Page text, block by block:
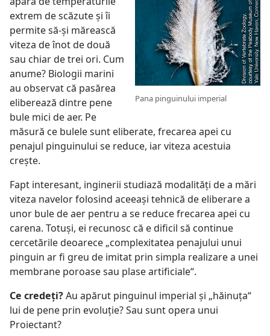
Pana pinguinului imperial
extrem de scăzute şi îi
permite să-şi mărească
viteza de înot de două
sau chiar de trei ori. Cum
anume? Biologii marini
au observat că pasărea
eliberează dintre pene
bule mici de aer. Pe
măsură ce bulele sunt eliberate, frecarea apei cu
penajul pinguinului se reduce, iar viteza acestuia
creşte.
Fapt interesant, inginerii studiază modalităţi de a mări
viteza navelor folosind aceeaşi tehnică de eliberare a
unor bule de aer pentru a se reduce frecarea apei cu
carena. Totuşi, ei recunosc că e dificil să continue
cercetările deoarece „complexitatea penajului unui
pinguin ar fi greu de imitat prin simpla realizare a unei
membrane poroase sau plase artificiale“.
Ce credeţi?Au apărut pinguinul imperial şi „hăinuţa“
lui de pene prin evoluţie? Sau sunt opera unui
Proiectant?